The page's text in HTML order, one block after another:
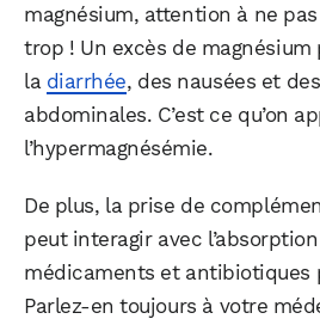
magnésium, attention à ne
trop ! Un excès de
la diarrhée, des nausées et
abdominales. C’est ce qu’on
l’hypermagnésémie.
De plus, la prise de
peut interagir avec
médicaments et antibiotiques
Parlez-en toujours à votre